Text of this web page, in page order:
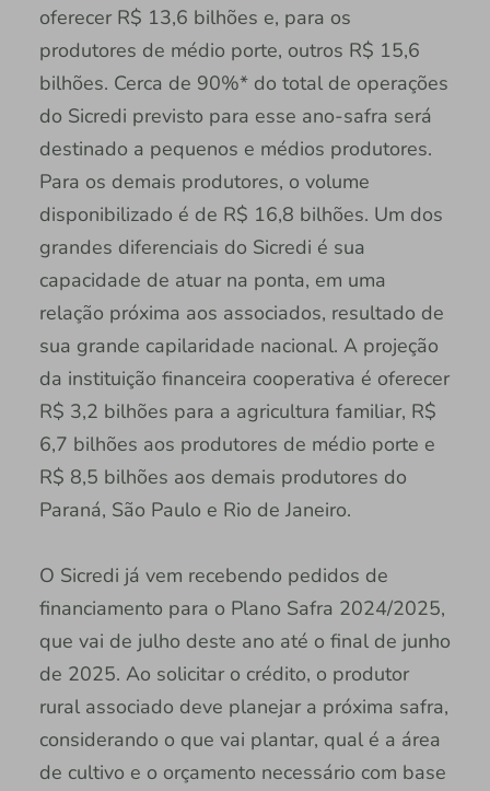
oferecer R$ 13,6 bilhões e, para os
produtores de médio porte, outros R$ 15,6
bilhões. Cerca de 90%* do total de operações
do Sicredi previsto para esse ano-safra será
destinado a pequenos e médios produtores.
Para os demais produtores, o volume
disponibilizado é de R$ 16,8 bilhões. Um dos
grandes diferenciais do Sicredi é sua
capacidade de atuar na ponta, em uma
relação próxima aos associados, resultado de
sua grande capilaridade nacional. A projeção
da instituição financeira cooperativa é oferecer
R$ 3,2 bilhões para a agricultura familiar, R$
6,7 bilhões aos produtores de médio porte e
R$ 8,5 bilhões aos demais produtores do
Paraná, São Paulo e Rio de Janeiro.
O Sicredi já vem recebendo pedidos de
financiamento para o Plano Safra 2024/2025,
que vai de julho deste ano até o final de junho
de 2025. Ao solicitar o crédito, o produtor
rural associado deve planejar a próxima safra,
considerando o que vai plantar, qual é a área
de cultivo e o orçamento necessário com base